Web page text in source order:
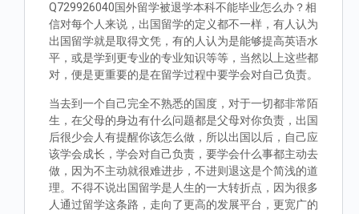
Q729926040国外留学被退学本科不能毕业怎么办？相
信对每个人来说，出国留学的定义都不一样，有人认为
出国留学就是取得文凭，有的人认为是能够提高英语水
平，或是学到更专业的专业知识等等，当然以上这些都
对，便是更重要的是在留学过程中要学会对自己负责。
当去到一个自己完全不熟悉的国度，对于一切都非常陌
生，在父母的身边有什么问题都是父母对你负责，出国
后很少会人有提醒你该怎么做，所以出国以后，自己应
该学会成长，学会对自己负责，要学会什么事都主动去
做，因为不主动就很难进步，不进则退这是个简浅的道
理。不得不说出国留学是人生的一大转折点，因为很多
人通过留学这条路，走向了更高的发展平台，更宽广的